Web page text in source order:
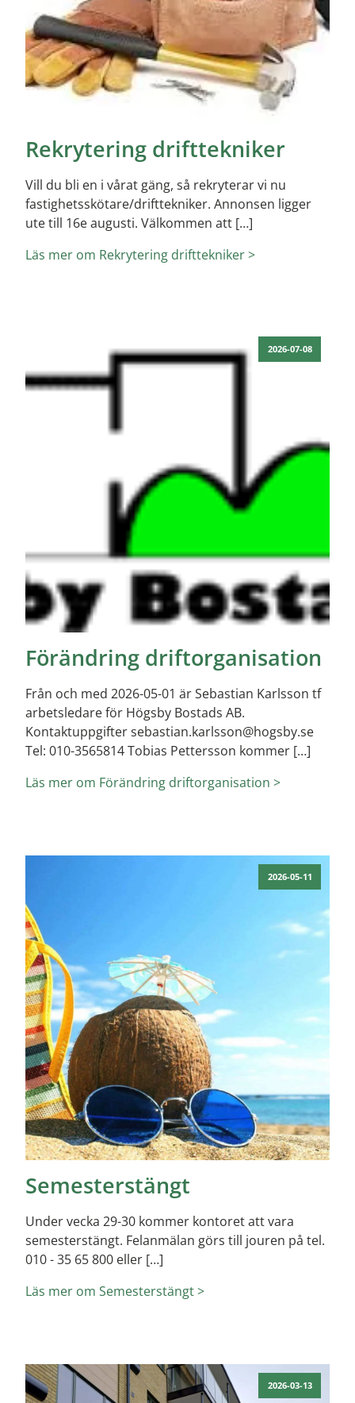
Rekrytering drifttekniker
Vill du bli en i vårat gäng, så rekryterar vi nu
fastighetsskötare/drifttekniker. Annonsen ligger
ute till 16e augusti. Välkommen att […]
Läs mer om Rekrytering drifttekniker >
2026-07-08
Förändring driftorganisation
Från och med 2026-05-01 är Sebastian Karlsson tf
arbetsledare för Högsby Bostads AB.
Kontaktuppgifter sebastian.karlsson@hogsby.se
Tel: 010-3565814 Tobias Pettersson kommer […]
Läs mer om Förändring driftorganisation >
2026-05-11
Semesterstängt
Under vecka 29-30 kommer kontoret att vara
semesterstängt. Felanmälan görs till jouren på tel.
010 - 35 65 800 eller […]
Läs mer om Semesterstängt >
2026-03-13